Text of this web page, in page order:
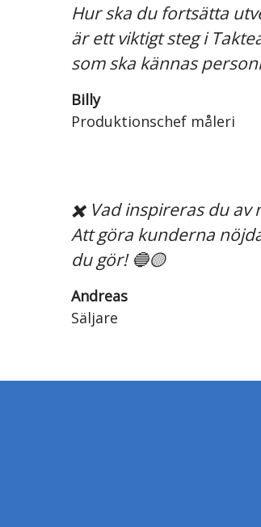
Hur ska du fortsätta
är ett viktigt steg i
som ska kännas
Billy
Produktionschef måleri
✖️ Vad inspireras du av
Att göra kunderna
du gör! 🔵🟡
Andreas
Säljare